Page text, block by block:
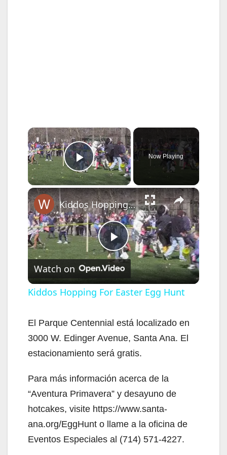
×
Play Video
Now Playing
×
P
l
y
V
i
d
Kiddos Hopping For Easter Egg Hunt
Watch on
Kiddos Hopping For Easter Egg Hunt
El Parque Centennial está localizado en
3000 W. Edinger Avenue, Santa Ana. El
estacionamiento será gratis.
Para más información acerca de la
“Aventura Primavera” y desayuno de
hotcakes, visite https://www.santa-
ana.org/EggHunt o llame a la oficina de
Eventos Especiales al (714) 571-4227.